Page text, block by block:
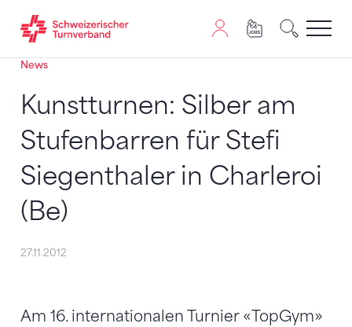
Zum Inhalt springen
Zur Sitemap navigieren
Zum Navigieren dieser Seite wird JavaScript benötigt.
News
Kunstturnen: Silber am
Stufenbarren für Stefi
Siegenthaler in Charleroi
(Be)
27.11.2012
Am 16. internationalen Turnier «TopGym»